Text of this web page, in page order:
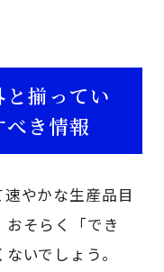
揃ってい
き情報
やかな生産品目
そらく「でき
いでしょう。